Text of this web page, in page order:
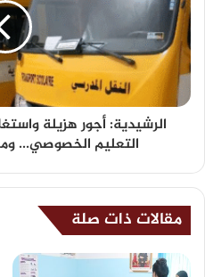
الرشيدية: أجور هزيلة
التعليم الخصوصي...
مقالات ذات صلة